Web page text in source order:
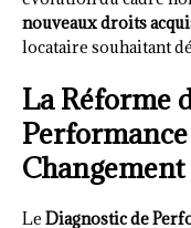
nouveaux droits
locataire souhaitant
La Réforme
Le Diagnostic de